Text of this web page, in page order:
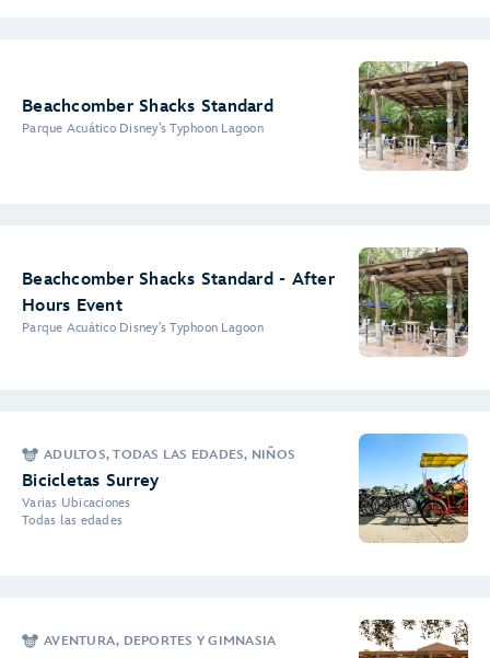
Beachcomber Shacks Standard
Parque Acuático Disney’s Typhoon Lagoon
Beachcomber Shacks Standard - After
Hours Event
Parque Acuático Disney’s Typhoon Lagoon
ADULTOS, TODAS LAS EDADES, NIÑOS
Bicicletas Surrey
Varias Ubicaciones
Todas las edades
AVENTURA, DEPORTES Y GIMNASIA